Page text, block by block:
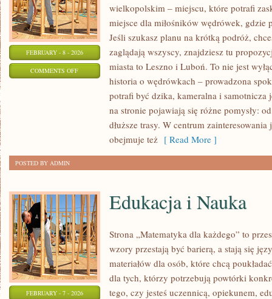
FEBRUARY - 8 - 2026
COMMENTS OFFON
wielkopolskim – miejscu, które potrafi
miejsce dla miłośników wędrówek, gdzie
Jeśli szukasz planu na krótką podróż,
zaglądają wszyscy, znajdziesz tu
miasta to Leszno i Luboń. To nie jest
historia o wędrówkach – prowadzona
potrafi być dzika, kameralna i samotnicza
na stronie pojawiają się różne pomysły:
dłuższe trasy. W centrum
obejmuje też [ Read More ]
POSTED BY ADMIN
FEBRUARY - 7 - 2026
Edukacja i Nauka
Strona „Matematyka dla każdego” to
wzory przestają być barierą, a stają się
materiałów dla osób, które chcą
dla tych, którzy potrzebują powtórki
tego, czy jesteś uczennicą, opiekunem,